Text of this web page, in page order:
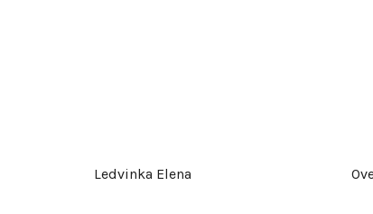
Ledvinka Elena